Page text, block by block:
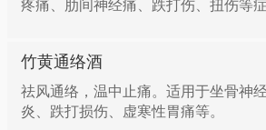
疼痛、肋间神经痛、跌打伤、扭伤等症
竹黄通络酒
祛风通络，温中止痛。适用于坐骨神
炎、跌打损伤、虚寒性胃痛等。